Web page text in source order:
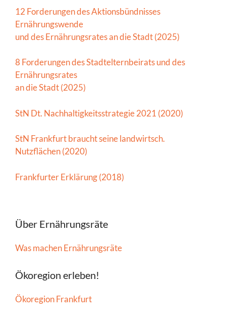
12 Forderungen des Aktionsbündnisses
Ernährungswende
und des Ernährungsrates an die Stadt (2025)
8 Forderungen des Stadtelternbeirats und des
Ernährungsrates
an die Stadt (2025)
StN Dt. Nachhaltigkeitsstrategie 2021 (2020)
StN Frankfurt braucht seine landwirtsch.
Nutzflächen (2020)
Frankfurter Erklärung (2018)
Über Ernährungsräte
Was machen Ernährungsräte
Ökoregion erleben!
Ökoregion Frankfurt